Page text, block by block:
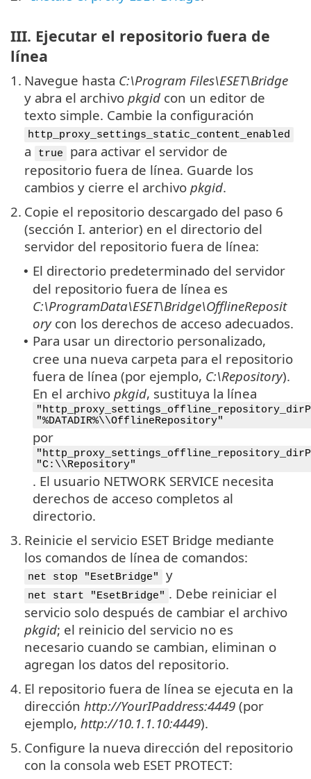
III. Ejecutar el repositorio fuera de
línea
1. Navegue hasta C:\Program Files\ESET\Bridge
y abra el archivo pkgid con un editor de
texto simple. Cambie la configuración
http_proxy_settings_static_content_enabled
a true
para activar el servidor de
repositorio fuera de línea. Guarde los
cambios y cierre el archivo pkgid.
2. Copie el repositorio descargado del paso 6
(sección I. anterior) en el directorio del
servidor del repositorio fuera de línea:
• El directorio predeterminado del servidor
del repositorio fuera de línea es
C:\ProgramData\ESET\Bridge\OfflineReposit
orycon los derechos de acceso adecuados.
• Para usar un directorio personalizado,
cree una nueva carpeta para el repositorio
fuera de línea (por ejemplo, C:\Repository).
En el archivo pkgid, sustituya la línea
"%DATADIR%\\OfflineRepository"
por
"C:\\Repository"
. El usuario NETWORK SERVICE necesita
derechos de acceso completos al
directorio.
3. Reinicie el servicio ESET Bridge mediante
los comandos de línea de comandos:
net stop "EsetBridge" y
net start "EsetBridge" . Debe reiniciar el
servicio solo después de cambiar el archivo
pkgid; el reinicio del servicio no es
necesario cuando se cambian, eliminan o
agregan los datos del repositorio.
4. El repositorio fuera de línea se ejecuta en la
dirección http://YourIPaddress:4449 (por
ejemplo, http://10.1.1.10:4449).
5. Configure la nueva dirección del repositorio
con la consola web ESET PROTECT: